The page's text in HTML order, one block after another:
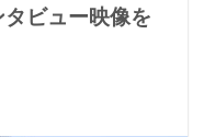
ビュー映像を